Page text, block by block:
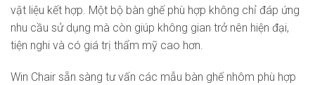
vật liệu kết hợp. Một bộ bàn ghế phù hợp không chỉ đáp ứng
nhu cầu sử dụng mà còn giúp không gian trở nên hiện đại,
tiện nghi và có giá trị thẩm mỹ cao hơn.
Win Chair sẵn sàng tư vấn các mẫu bàn ghế nhôm phù hợp